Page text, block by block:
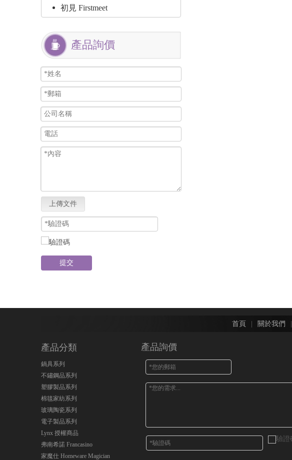
初見 Firstmeet
產品詢價
上傳文件
提交
首頁 關於我們
產品分類
鍋具系列
不鏽鋼品系列
塑膠製品系列
棉毯家紡系列
玻璃陶瓷系列
電子製品系列
Lynx 授權商品
弗南希諾 Francasino
家魔仕 Homeware Magician
產品詢價